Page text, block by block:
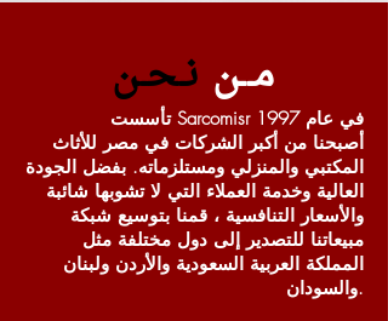
مــن نـحـن
تأسست Sarcomisr في عام 1997
أصبحنا من أكبر الشركات في مصر للأثاث
المكتبي والمنزلي ومستلزماته. بفضل الجودة
العالية وخدمة العملاء التي لا تشوبها شائبة
والأسعار التنافسية ، قمنا بتوسيع شبكة
مبيعاتنا للتصدير إلى دول مختلفة مثل
المملكة العربية السعودية والأردن ولبنان
والسودان.